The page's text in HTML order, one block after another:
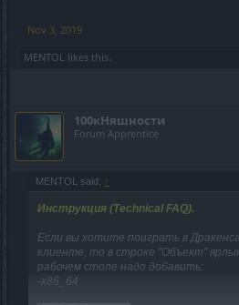
Nov 3, 2019
MENTOL likes this.
100кНяшности
Forum Apprentice
MENTOL said: ↑
Инструкция (Technical FAQ).
Если вы хотите поиграть в
клиенте, то в строке "Объект"
рабочем столе надо добавить:
-x86_64